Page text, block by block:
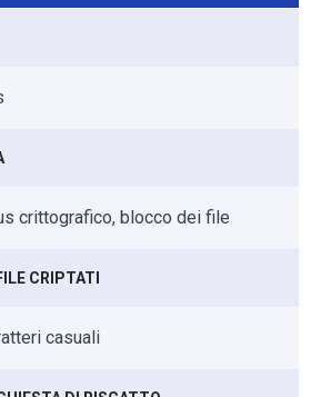
crittografico, blocco dei file
CRIPTATI
casuali